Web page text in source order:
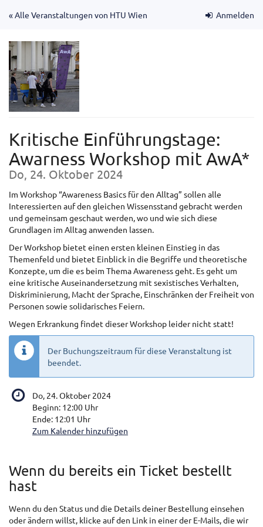
Zum
springen
Anmelden
« Alle Veranstaltungen von HTU Wien
Kritische Einführungstage:
Awarness Workshop mit AwA*
Do, 24. Oktober 2024
Im Workshop “Awareness Basics für den Alltag” sollen alle
Interessierten auf den gleichen Wissensstand gebracht werden
und gemeinsam geschaut werden, wo und wie sich diese
Grundlagen im Alltag anwenden lassen.
Der Workshop bietet einen ersten kleinen Einstieg in das
Themenfeld und bietet Einblick in die Begriffe und theoretische
Konzepte, um die es beim Thema Awareness geht. Es geht um
eine kritische Auseinandersetzung mit sexistisches Verhalten,
Diskriminierung, Macht der Sprache, Einschränken der Freiheit von
Personen sowie solidarisches Feiern.
Wegen Erkrankung findet dieser Workshop leider nicht statt!
Der Buchungszeitraum für diese Veranstaltung ist
beendet.
Do, 24. Oktober 2024
Beginn: 12:00 Uhr
Ende: 12:01 Uhr
Zum Kalender hinzufügen
Wenn du bereits ein Ticket bestellt
hast
Wenn du den Status und die Details deiner Bestellung einsehen
oder ändern willst, klicke auf den Link in einer der E-Mails, die wir